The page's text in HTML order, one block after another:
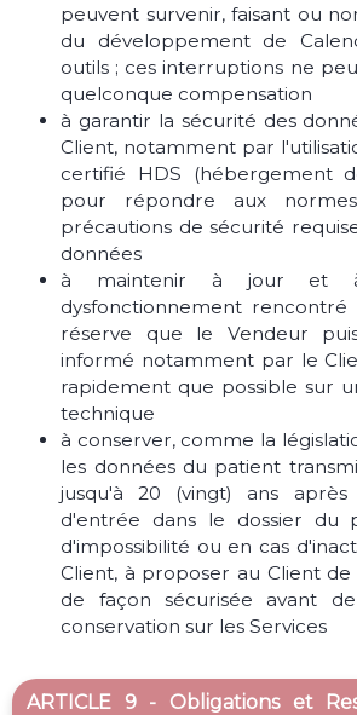
peuvent survenir, faisant ou
du développement de
outils ; ces interruptions ne
quelconque compensation
à garantir la sécurité des
Client, notamment par
certifié HDS (hébergement
pour répondre aux
précautions de sécurité
données
à maintenir à jour et
dysfonctionnement rencontré
réserve que le Vendeur
informé notamment par le
rapidement que possible sur
technique
à conserver, comme la
les données du patient
jusqu'à 20 (vingt) ans
d'entrée dans le dossier du
d'impossibilité ou en cas
Client, à proposer au Client
de façon sécurisée avant
conservation sur les Services
ARTICLE 9 - Obligations et